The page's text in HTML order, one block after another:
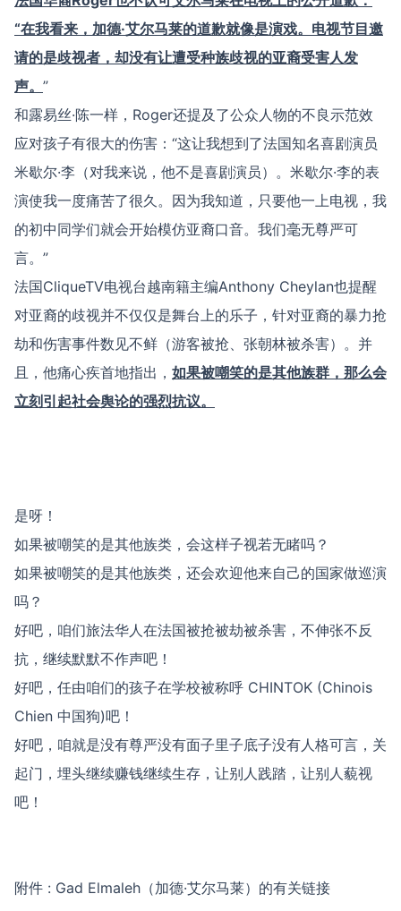
“在我看来，加德·艾尔马莱的道歉就像是演戏。电视节目邀
请的是歧视者，却没有让遭受种族歧视的亚裔受害人发
声。 ”
和露易丝·陈一样，Roger还提及了公众人物的不良示范效
应对孩子有很大的伤害：“这让我想到了法国知名喜剧演员
米歇尔·李（对我来说，他不是喜剧演员）。米歇尔·李的表
演使我一度痛苦了很久。因为我知道，只要他一上电视，我
的初中同学们就会开始模仿亚裔口音。我们毫无尊严可
言。”
法国CliqueTV电视台越南籍主编Anthony Cheylan也提醒
对亚裔的歧视并不仅仅是舞台上的乐子，针对亚裔的暴力抢
劫和伤害事件数见不鲜（游客被抢、张朝林被杀害）。并
且，他痛心疾首地指出， 如果被嘲笑的是其他族群，那么会
立刻引起社会舆论的强烈抗议。
是呀！
如果被嘲笑的是其他族类，会这样子视若无睹吗？
如果被嘲笑的是其他族类，还会欢迎他来自己的国家做巡演
吗？
好吧，咱们旅法华人在法国被抢被劫被杀害，不伸张不反
抗，继续默默不作声吧！
好吧，任由咱们的孩子在学校被称呼 CHINTOK (Chinois
Chien 中国狗)吧！
好吧，咱就是没有尊严没有面子里子底子没有人格可言，关
起门，埋头继续赚钱继续生存，让别人践踏，让别人藐视
吧！
附件 : Gad Elmaleh（加德·艾尔马莱）的有关链接